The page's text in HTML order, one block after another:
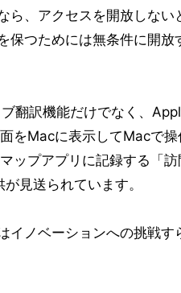
ら、アクセスを開放しない
保つためには無条件に開放
翻訳機能だけでなく、
をMacに表示してMacで操
ップアプリに記録する「
見送られています。
イノベーションへの挑戦す